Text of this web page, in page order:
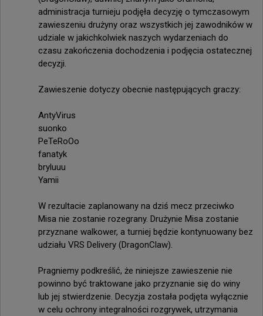
administracja turnieju podjęła decyzję o tymczasowym
zawieszeniu drużyny oraz wszystkich jej zawodników w
udziale w jakichkolwiek naszych wydarzeniach do
czasu zakończenia dochodzenia i podjęcia ostatecznej
decyzji.
Zawieszenie dotyczy obecnie następujących graczy:
AntyVirus
suonko
PeTeRoOo
fanatyk
bryluuu
Yamii
W rezultacie zaplanowany na dziś mecz przeciwko
Misa nie zostanie rozegrany. Drużynie Misa zostanie
przyznane walkower, a turniej będzie kontynuowany bez
udziału VRS Delivery (DragonClaw).
Pragniemy podkreślić, że niniejsze zawieszenie nie
powinno być traktowane jako przyznanie się do winy
lub jej stwierdzenie. Decyzja została podjęta wyłącznie
w celu ochrony integralności rozgrywek, utrzymania